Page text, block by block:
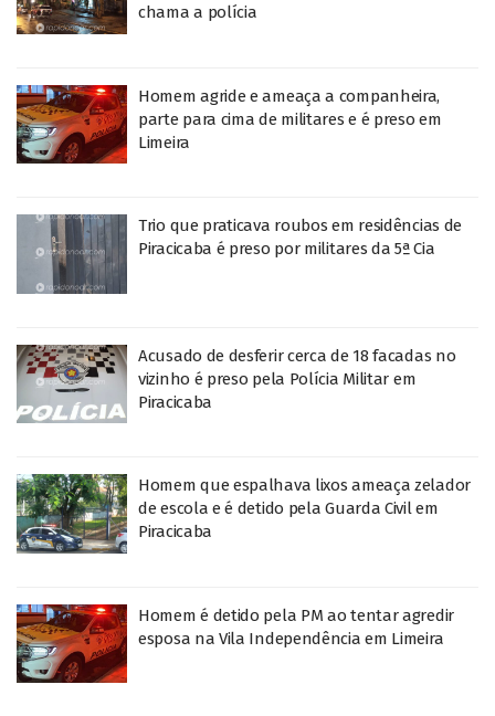
chama a polícia
Homem agride e ameaça a companheira,
parte para cima de militares e é preso em
Limeira
Trio que praticava roubos em residências de
Piracicaba é preso por militares da 5ª Cia
Acusado de desferir cerca de 18 facadas no
vizinho é preso pela Polícia Militar em
Piracicaba
Homem que espalhava lixos ameaça zelador
de escola e é detido pela Guarda Civil em
Piracicaba
Homem é detido pela PM ao tentar agredir
esposa na Vila Independência em Limeira